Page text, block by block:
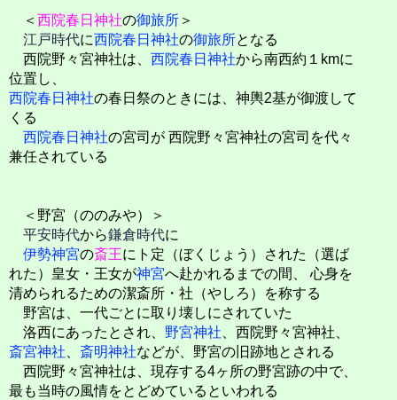
＜ 西院春日神社の御旅所 ＞
江戸時代に西院春日神社の御旅所となる
西院野々宮神社は、 西院春日神社から南西約１kmに
位置し、
西院春日神社の春日祭のときには、神輿2基が御渡して
くる
西院春日神社の宮司が 西院野々宮神社の宮司を代々
兼任されている
＜野宮（ののみや）＞
平安時代から鎌倉時代に
伊勢神宮の斎王にト定（ぼくじょう）された（選ば
れた）皇女・王女が神宮へ赴かれるまでの間、
心身を
清められるための潔斎所・社（やしろ）を称する
野宮は、一代ごとに取り壊しにされていた
洛西にあったとされ、 野宮神社 、西院野々宮神社、
斎宮神社
斎明神社などが、野宮の旧跡地とされる
西院野々宮神社は、現存する4ヶ所の野宮跡の中で、
最も当時の風情をとどめているといわれる